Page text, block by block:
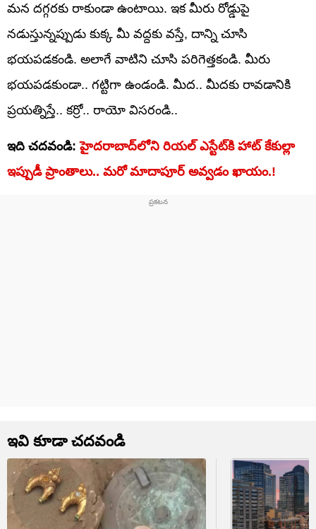
మన దగ్గరకు రాకుండా ఉంటాయి. ఇక మీరు రోడ్డుపై
నడుస్తున్నప్పుడు కుక్క మీ వద్దకు వస్తే, దాన్ని చూసి
భయపడకండి. అలాగే వాటిని చూసి పరిగెత్తకండి. మీరు
భయపడకుండా.. గట్టిగా ఉండండి. మీద.. మీదకు రావడానికి
ప్రయత్నిస్తే.. కర్రో.. రాయో విసరండి..
ఇది చదవండి:హైదరాబాద్‌లోని రియల్ ఎస్టేట్‌కి హాట్ కేకుల్లా
ఇప్పుడీ ప్రాంతాలు.. మరో మాదాపూర్ అవ్వడం ఖాయం.!
ఇవి కూడా చదవండి